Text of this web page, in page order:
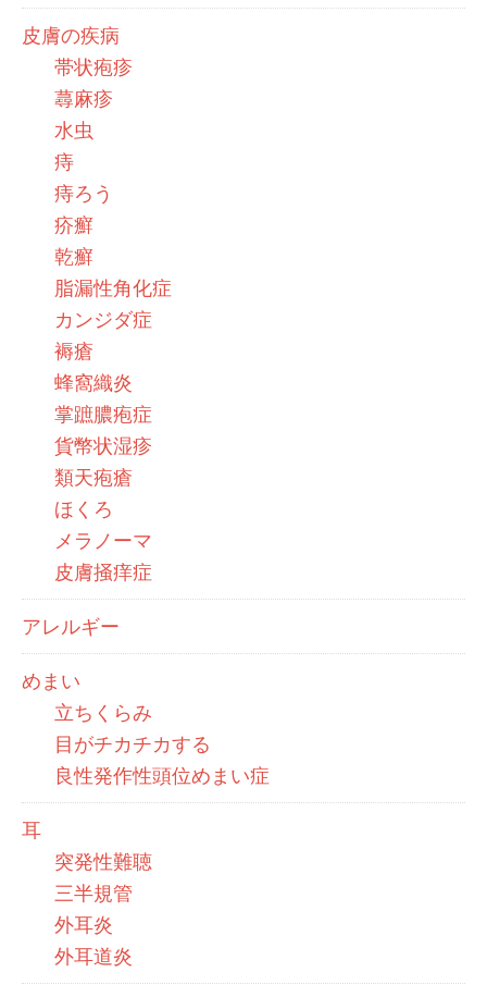
皮膚の疾病
帯状疱疹
蕁麻疹
水虫
痔
痔ろう
疥癬
乾癬
脂漏性角化症
カンジダ症
褥瘡
蜂窩織炎
掌蹠膿疱症
貨幣状湿疹
類天疱瘡
ほくろ
メラノーマ
皮膚掻痒症
アレルギー
めまい
立ちくらみ
目がチカチカする
良性発作性頭位めまい症
耳
突発性難聴
三半規管
外耳炎
外耳道炎